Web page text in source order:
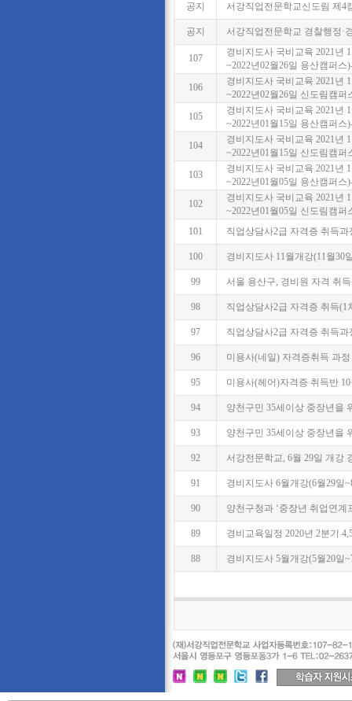
공지
서강직업전문학교신도림 제4
공지 서강직업전문학교 경찰행정·
107
경비지도사 국비교육 2021년
~2022년02월26일 용산캠퍼스
106
경비지도사 국비교육 2021년
~2022년02월26일 신도림캠퍼
105
경비지도사 국비교육 2021년
~2022년01월15일 용산캠퍼스
104
경비지도사 국비교육 2021년
~2022년01월15일 신도림캠퍼
103
경비지도사 국비교육 2021년
~2022년01월05일 용산캠퍼스
102
경비지도사 국비교육 2021년
~2022년01월05일 신도림캠퍼
101
직업상담사2급 자격증 취득
100 경비지도사 11월개강(11월30
99 서울 용산구, 경비원 자격 취
98 직업상담사2급 자격증 취득
97 직업상담사2급 자격증 취득
96 미용사(네일) 자격증취득 과
95 미용사(헤어)자격증 취득반
94 양천구민 35세이상 중장년을
93 양천구민 35세이상 중장년을
92 서강전문학교, 6월 29일 개강
91 경비지도사 6월개강(6월29일
90 양천구청과 ‘중장년 취업연계
89 경비교육일정 2020년 2분기
88 경비지도사 5월개강(5월20일